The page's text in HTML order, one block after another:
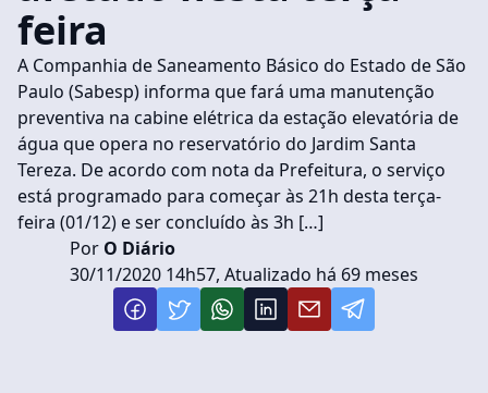
feira
A Companhia de Saneamento Básico do Estado de São
Paulo (Sabesp) informa que fará uma manutenção
preventiva na cabine elétrica da estação elevatória de
água que opera no reservatório do Jardim Santa
Tereza. De acordo com nota da Prefeitura, o serviço
está programado para começar às 21h desta terça-
feira (01/12) e ser concluído às 3h […]
Por O Diário
30/11/2020 14h57, Atualizado há 69 meses